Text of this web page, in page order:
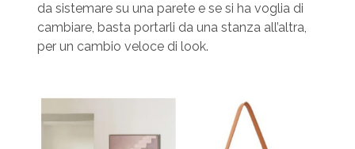
da sistemare su una parete e se si ha voglia di
cambiare, basta portarli da una stanza all’altra,
per un cambio veloce di look.